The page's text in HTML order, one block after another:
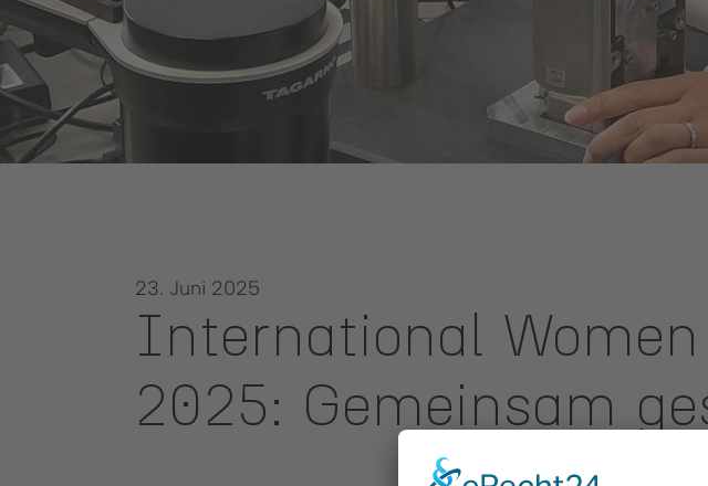
23. Juni 2025
International
2025: Gemeinsam